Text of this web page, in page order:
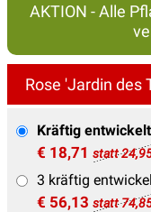
AKTION - Alle
Rose 'Jardin des
Kräftig
€ 18,71 statt
3 kräftig
€ 56,13 statt